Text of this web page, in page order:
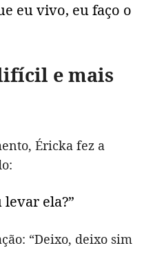
eu vivo, eu faço o
e mais
Éricka fez a
ela?”
“Deixo, deixo sim